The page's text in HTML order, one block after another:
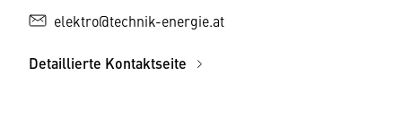
elektro@technik-energie.at
Detaillierte Kontaktseite